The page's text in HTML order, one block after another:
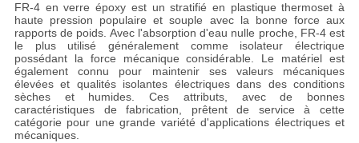
FR-4 en verre époxy est un stratifié en plastique thermoset à
haute pression populaire et souple avec la bonne force aux
rapports de poids. Avec l'absorption d'eau nulle proche, FR-4 est
le plus utilisé généralement comme isolateur électrique
possédant la force mécanique considérable. Le matériel est
également connu pour maintenir ses valeurs mécaniques
élevées et qualités isolantes électriques dans des conditions
sèches et humides. Ces attributs, avec de bonnes
caractéristiques de fabrication, prêtent de service à cette
catégorie pour une grande variété d'applications électriques et
mécaniques.